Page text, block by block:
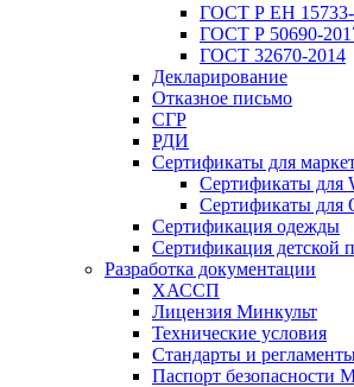
ГОСТ Р ЕН 15733-
ГОСТ Р 50690-
ГОСТ 32670-2014
Декларирование
Отказное письмо
СГР
РДИ
Сертификаты для
Сертификаты для
Сертификаты для
Сертификация одежды
Сертификация детской
Разработка документации
ХАССП
Лицензия Минкульт
Технические условия
Стандарты и
Паспорт безопасности